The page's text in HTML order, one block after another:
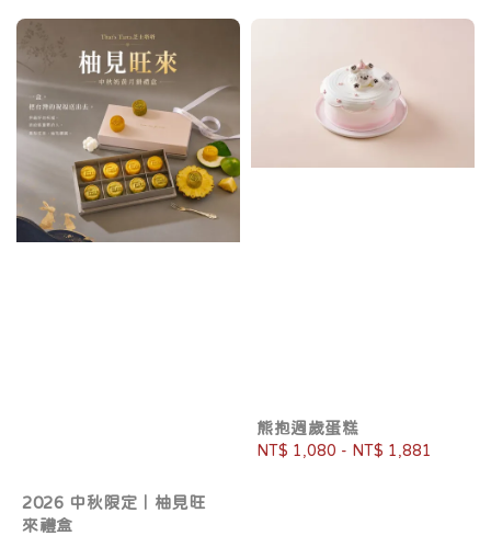
2026 中秋限定｜柚見旺
來禮盒
熊抱週歲蛋糕
Regular
NT$ 1,080 - NT$ 1,881